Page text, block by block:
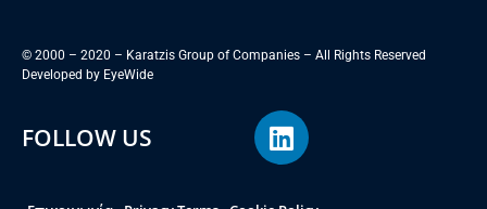
© 2000 – 2020 – Karatzis Group of Companies – All Rights Reserved
Developed by EyeWide
FOLLOW US